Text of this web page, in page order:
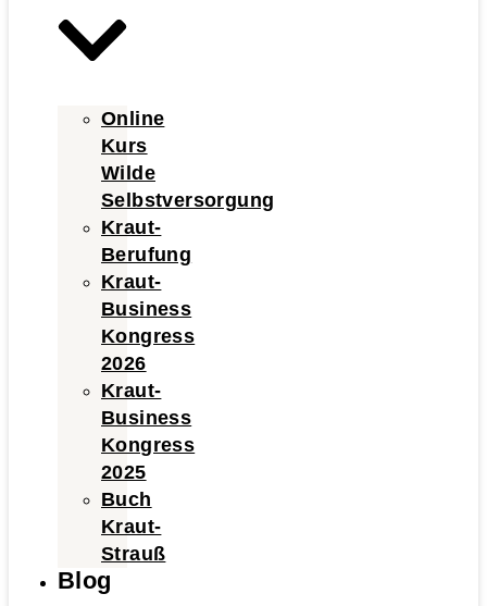
Online
Kurs
Wilde
Selbstversorgung
Kraut-
Berufung
Kraut-
Business
Kongress
2026
Kraut-
Business
Kongress
2025
Buch
Kraut-
Strauß
Blog